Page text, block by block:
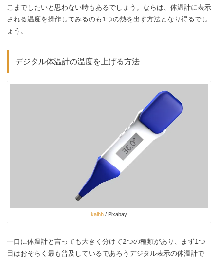
こまでしたいと思わない時もあるでしょう。ならば、体温計に表示
される温度を操作してみるのも1つの熱を出す方法となり得るでし
ょう。
デジタル体温計の温度を上げる方法
kalhh / Pixabay
一口に体温計と言っても大きく分けて2つの種類があり、まず1つ
目はおそらく最も普及しているであろうデジタル表示の体温計で